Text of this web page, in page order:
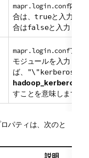
mapr.login.conf内で
合は、 trueと入力し
合はfalseと入力しま
mapr.login.confファ
モジュールを入力しま
ば、
"\"kerberos\""
hadoop_kerberos
すことを意味します。
パティは、次のと
説明